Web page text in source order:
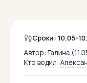
Сроки: 10.05-
Автор: Галина
Кто водил: